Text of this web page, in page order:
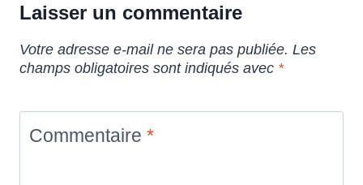
Laisser un commentaire
Votre adresse e-mail ne sera pas publiée. Les
champs obligatoires sont indiqués avec *
Commentaire *